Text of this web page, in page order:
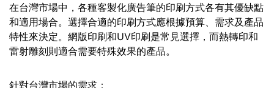
在台灣市場中，各種客製化廣告筆的印刷方式各有其優缺點
和適用場合。選擇合適的印刷方式應根據預算、需求及產品
特性來決定。網版印刷和UV印刷是常見選擇，而熱轉印和
雷射雕刻則適合需要特殊效果的產品。
針對台灣市場的需求：